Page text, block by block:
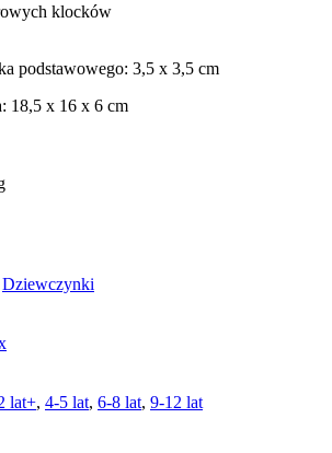
klocków
podstawowego: 3,5 x 3,5 cm
18,5 x 16 x 6 cm
Dziewczynki
lat+, 4-5 lat, 6-8 lat, 9-12 lat